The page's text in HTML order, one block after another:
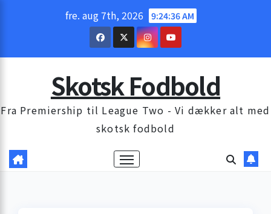
fre. aug 7th, 2026 9:24:37 AM
Skotsk Fodbold
Fra Premiership til League Two - Vi dækker alt med
skotsk fodbold